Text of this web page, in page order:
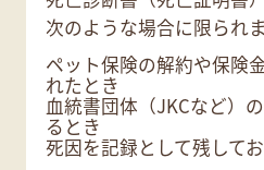
次のような場合に限られま
ペット保険の解約や保険
れたとき
血統書団体（JKCなど）
るとき
死因を記録として残して